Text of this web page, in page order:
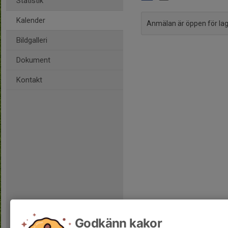
Kalender
Bildgalleri
Dokument
Kontakt
Anmälan är öppen för
Godkänn kakor